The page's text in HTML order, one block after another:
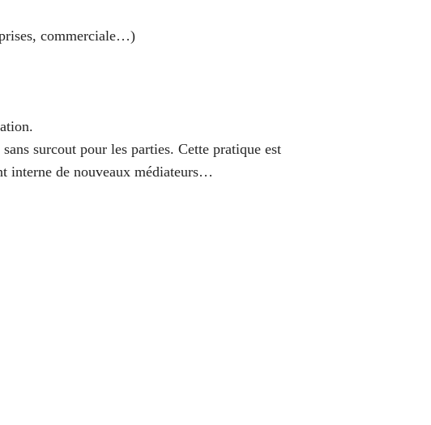
commerciale…)
surcout pour les parties. Cette pratique est
interne de nouveaux médiateurs…